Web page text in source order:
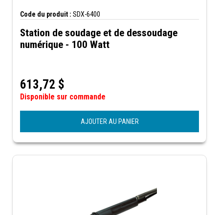
Code du produit : SDX-6400
Station de soudage et de dessoudage
numérique - 100 Watt
613,72 $
Disponible sur commande
AJOUTER AU PANIER